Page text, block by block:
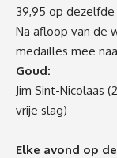
39,95 op
Na afloop van de
medailles mee
Goud:
Jim Sint-Nicolaas
vrije slag)
Elke avond op